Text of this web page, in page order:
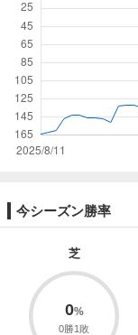
今シーズン勝率
芝
0
0勝1敗